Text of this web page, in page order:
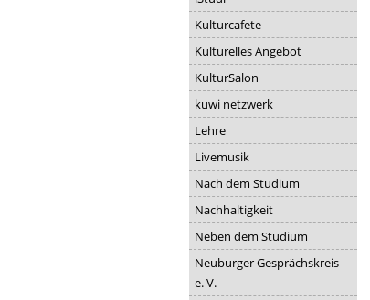
Kulturcafete
Kulturelles Angebot
KulturSalon
kuwi netzwerk
Lehre
Livemusik
Nach dem Studium
Nachhaltigkeit
Neben dem Studium
Neuburger Gesprächskreis
e. V.